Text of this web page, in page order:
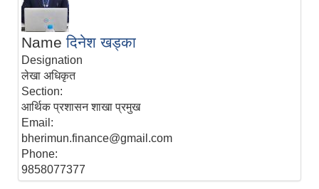
Name दिनेश खड्का
Designation
लेखा अधिकृत
Section:
आर्थिक प्रशासन शाखा प्रमुख
Email:
bherimun.finance@gmail.com
Phone:
9858077377